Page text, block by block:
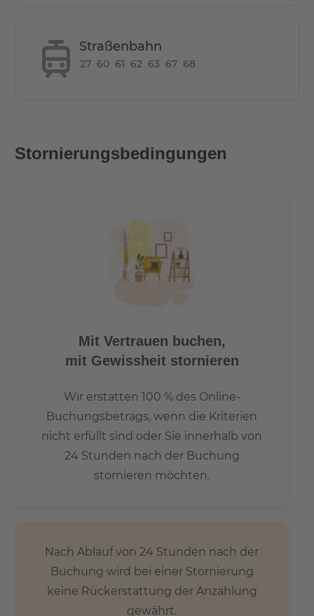
- Hochwertiger Echtholzparkettboden (Eiche)
- TV-Flatscreen
- Breitband- Internetanschluss (Wlan) (+20€)
Berlin-Köpenick sind Teil eines hochwertigen
Voraussetzungen. Dazu zählen die Nähe zum
Wissenschafts- und Wirtschaftsstandort WISTA in
Adlershof und zum Flughafen BER, die gute
Verkehrsanbindung, Natur und Freizeitmöglichkeiten
beliebtesten Badeseen Berlins ist mit dem Auto in zehn
Minuten erreichbar.
Gute Verkehrsanbindung:
- S-Bahnhof Köpenick in 1,2 km Entfernung
- Berlin-Hbf ca. 30 Min. Fahrzeit
- Tramhaltestelle in 5 Gehminuten
- Flughafen BER 11 km
bitte das untenstehende Kontaktformular aus oder rufen
Straßenbahn
27 60 61 62 63 67 68
Stornierungsbedingungen
Mit Vertrauen buchen,
mit Gewissheit stornieren
Wir erstatten 100 % des Online-
Buchungsbetrags, wenn die Kriterien
nicht erfüllt sind oder Sie innerhalb von
24 Stunden nach der Buchung
stornieren möchten.
Nach Ablauf von 24 Stunden nach der
Buchung wird bei einer Stornierung
keine Rückerstattung der Anzahlung
gewährt.